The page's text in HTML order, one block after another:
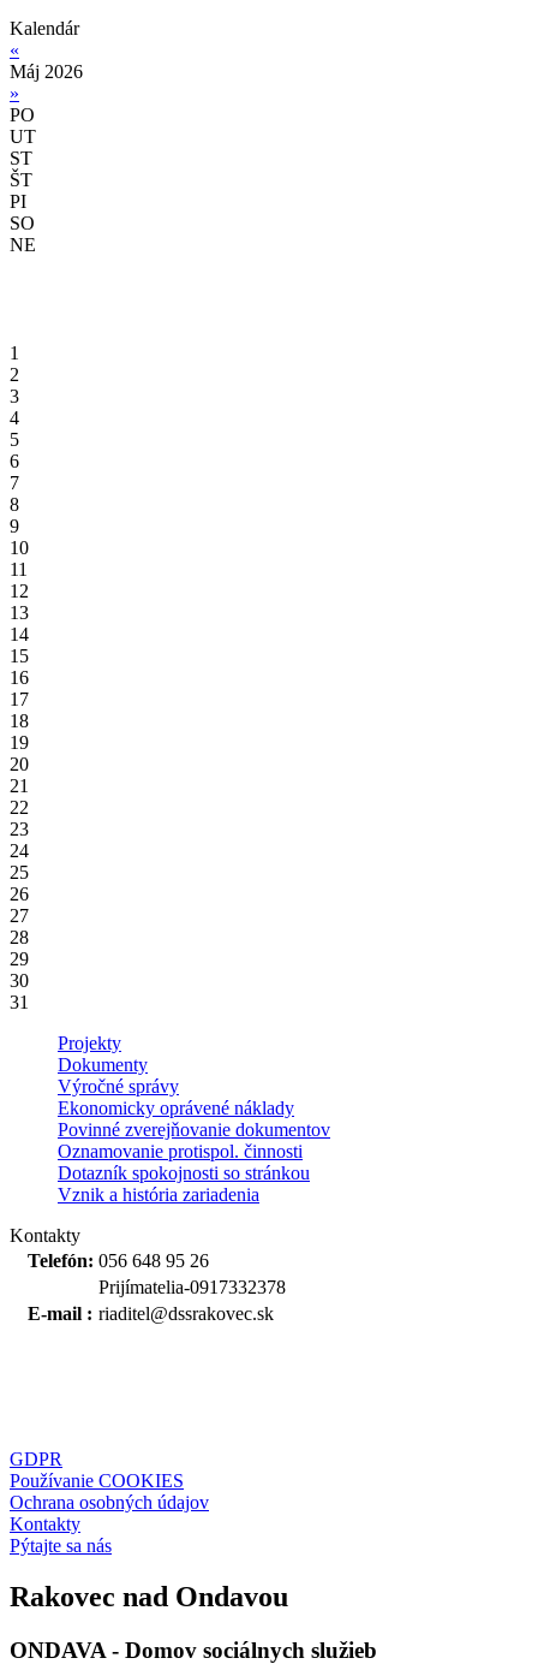
Kalendár
«
Máj 2026
»
PO
UT
ST
ŠT
PI
SO
NE
1
2
3
4
5
6
7
8
9
10
11
12
13
14
15
16
17
18
19
20
21
22
23
24
25
26
27
28
29
30
31
Projekty
Dokumenty
Výročné správy
Ekonomicky oprávené náklady
Povinné zverejňovanie dokumentov
Oznamovanie protispol. činnosti
Dotazník spokojnosti so stránkou
Vznik a história zariadenia
Kontakty
Telefón: 056 648 95 26
Prijímatelia-0917332378
E-mail : riaditel@dssrakovec.sk
GDPR
Používanie COOKIES
Ochrana osobných údajov
Kontakty
Pýtajte sa nás
Rakovec nad Ondavou
ONDAVA - Domov sociálnych služieb